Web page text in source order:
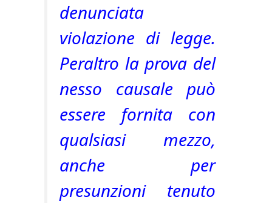
denunciata
violazione di legge.
Peraltro la prova del
nesso causale può
essere fornita con
qualsiasi mezzo,
anche per
presunzioni tenuto